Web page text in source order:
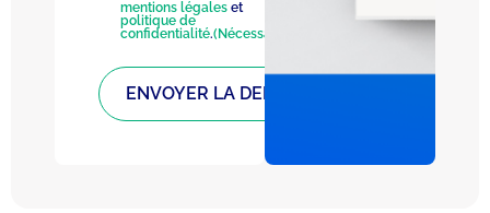
mentions légales et
politique de
confidentialité.(Nécessaire)